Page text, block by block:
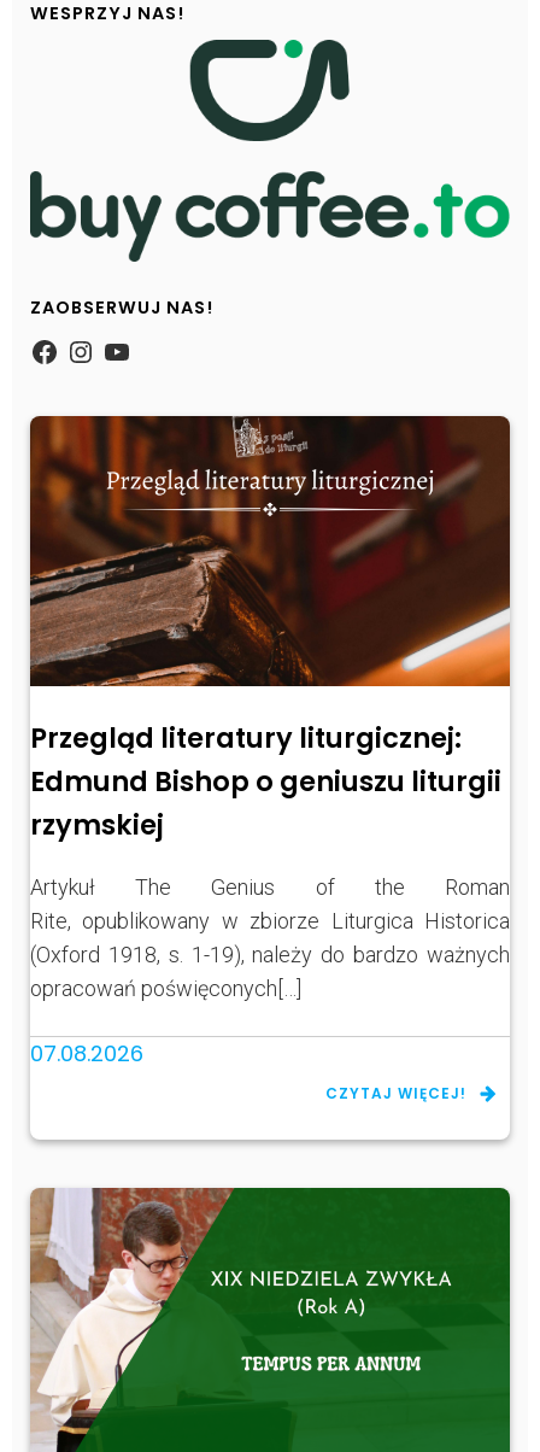
WESPRZYJ NAS!
ZAOBSERWUJ NAS!
https://www.facebook.com/
Instagram
YouTube
Przegląd literatury liturgicznej:
Edmund Bishop o geniuszu liturgii
rzymskiej
Artykuł The Genius of the Roman
Rite, opublikowany w zbiorze Liturgica Historica
(Oxford 1918, s. 1-19), należy do bardzo ważnych
opracowań poświęconych[…]
07.08.2026
CZYTAJ WIĘCEJ!